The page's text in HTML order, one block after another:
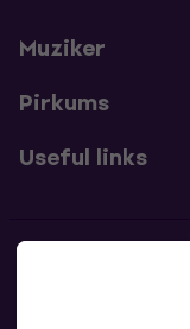
Muziker
Pirkums
Useful links